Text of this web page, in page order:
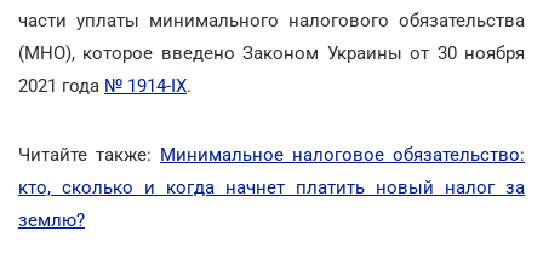
части уплаты минимального налогового обязательства
(МНО), которое введено Законом Украины от 30 ноября
2021 года № 1914-ІХ.
Читайте также: Минимальное налоговое обязательство:
кто, сколько и когда начнет платить новый налог за
землю?